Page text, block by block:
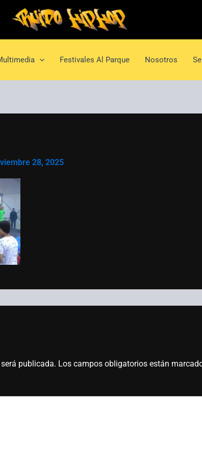
Festivales Al Parque Nosotros
28, 2025
publicada. Los campos obligatorios están